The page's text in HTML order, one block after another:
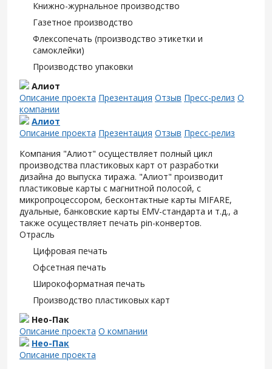
Книжно-журнальное производство
Газетное производство
Флексопечать (производство этикетки и
самоклейки)
Производство упаковки
Алиот
Описание проекта Презентация Отзыв Пресс-релиз О
компании
Алиот
Описание проекта Презентация Отзыв Пресс-релиз
Компания "Алиот" осуществляет полный цикл
производства пластиковых карт от разработки
дизайна до выпуска тиража. "Алиот" производит
пластиковые карты с магнитной полосой, с
микропроцессором, бесконтактные карты MIFARE,
дуальные, банковские карты EMV-стандарта и т.д., а
также осуществляет печать pin-конвертов.
Отрасль
Цифровая печать
Офсетная печать
Широкоформатная печать
Производство пластиковых карт
Нео-Пак
Описание проекта О компании
Нео-Пак
Описание проекта